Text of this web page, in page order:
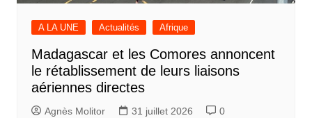
A LA UNE Actualités Afrique
Madagascar et les Comores annoncent
le rétablissement de leurs liaisons
aériennes directes
Agnès Molitor 31 juillet 2026 0